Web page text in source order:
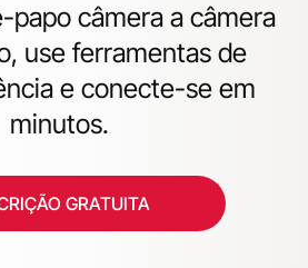
papo câmera a câmera
use ferramentas de
e conecte-se em
minutos.
GRATUITA